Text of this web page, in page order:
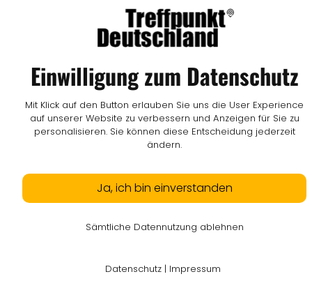
Einwilligung zum Datenschutz
Mit Klick auf den Button erlauben Sie uns die User Experience
auf unserer Website zu verbessern und Anzeigen für Sie zu
personalisieren. Sie können diese Entscheidung jederzeit
ändern.
Ja, ich bin einverstanden
Sämtliche Datennutzung ablehnen
Datenschutz | Impressum